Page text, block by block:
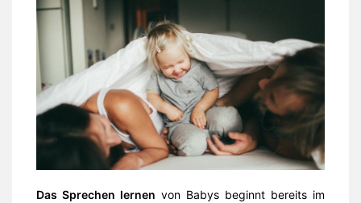
Das Sprechen lernen von Babys beginnt bereits im